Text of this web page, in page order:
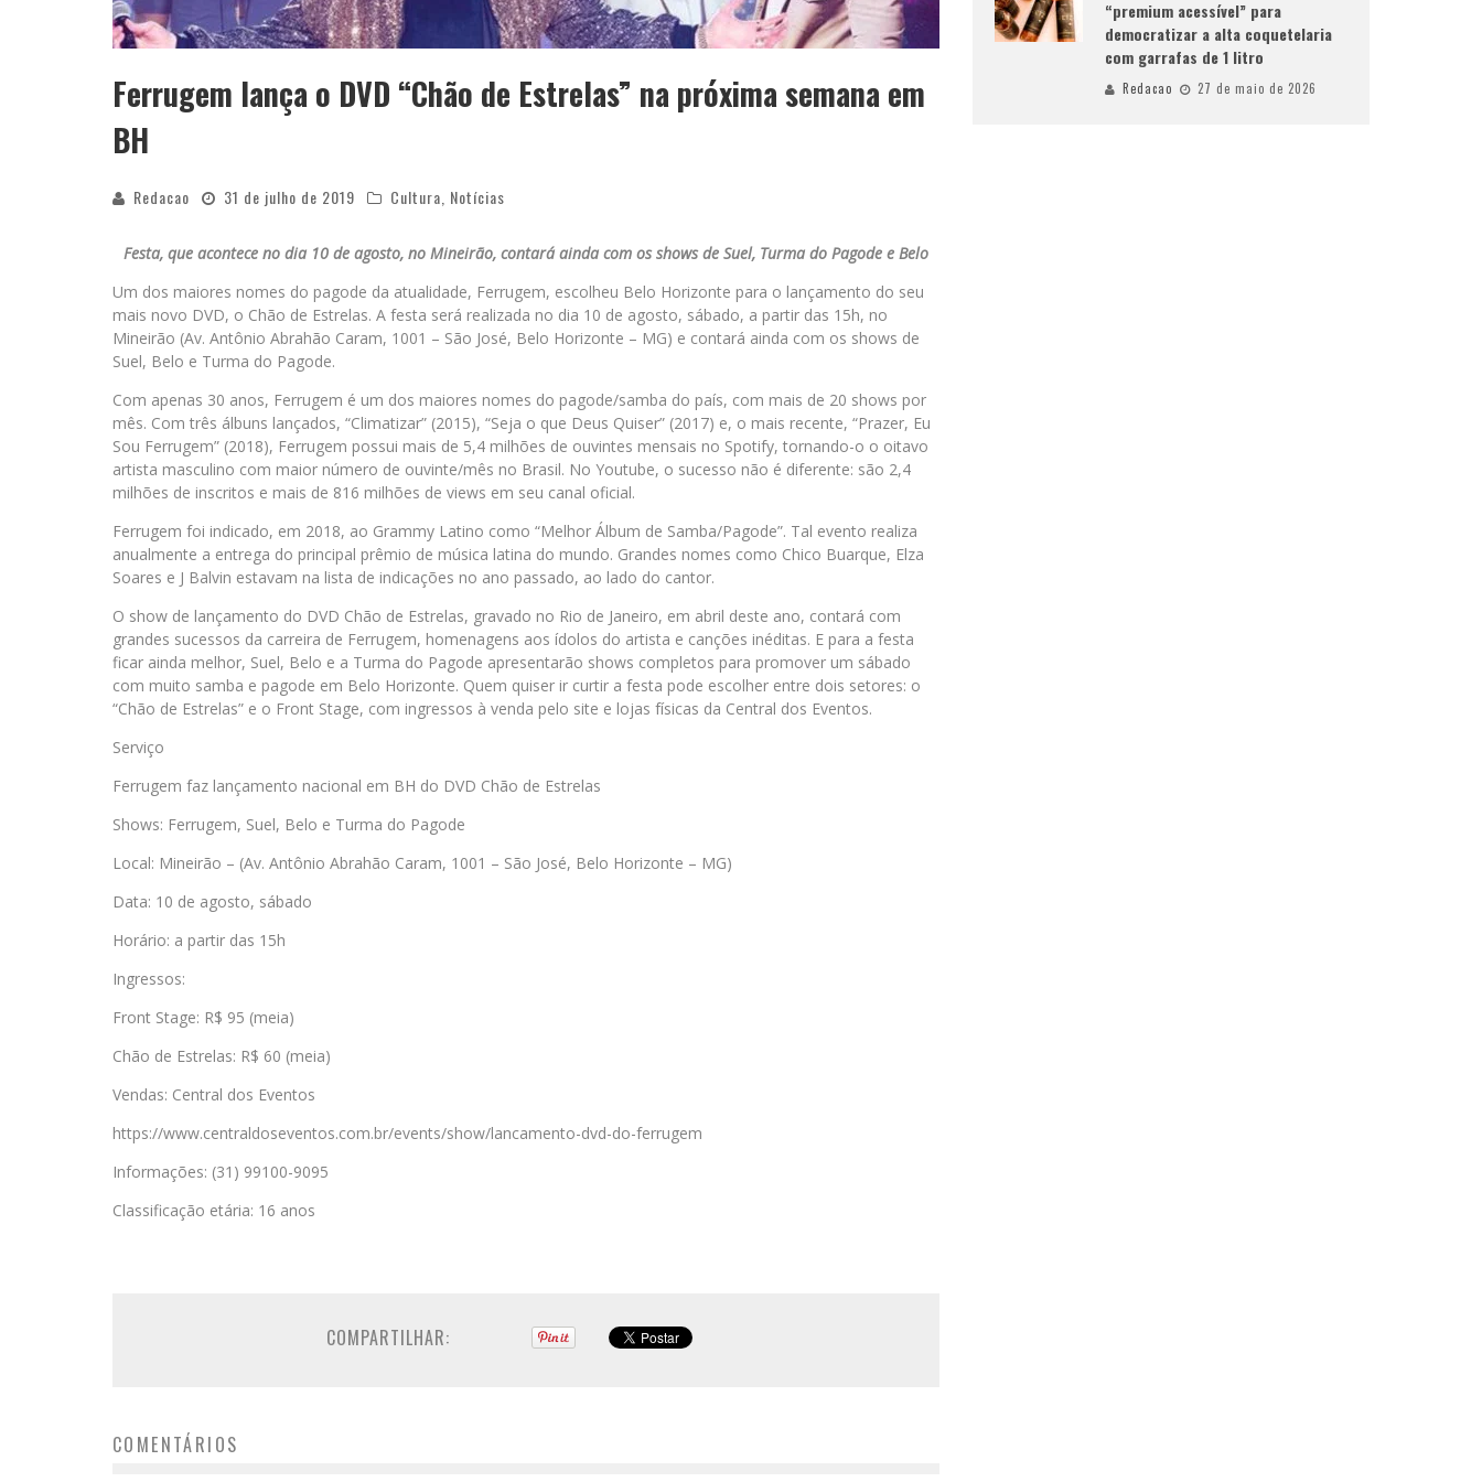
Ferrugem lança o DVD “Chão de Estrelas” na próxima semana em
BH
Redacao 31 de julho de 2019 Cultura Notícias
Festa, que acontece no dia 10 de agosto, no Mineirão, contará ainda com os shows de Suel, Turma do Pagode e Belo
Um dos maiores nomes do pagode da atualidade, Ferrugem, escolheu Belo Horizonte para o lançamento do seu
mais novo DVD, o Chão de Estrelas. A festa será realizada no dia 10 de agosto, sábado, a partir das 15h, no
Mineirão (Av. Antônio Abrahão Caram, 1001 – São José, Belo Horizonte – MG) e contará ainda com os shows de
Suel, Belo e Turma do Pagode.
Com apenas 30 anos, Ferrugem é um dos maiores nomes do pagode/samba do país, com mais de 20 shows por
mês. Com três álbuns lançados, “Climatizar” (2015), “Seja o que Deus Quiser” (2017) e, o mais recente, “Prazer, Eu
Sou Ferrugem” (2018), Ferrugem possui mais de 5,4 milhões de ouvintes mensais no Spotify, tornando-o o oitavo
artista masculino com maior número de ouvinte/mês no Brasil. No Youtube, o sucesso não é diferente: são 2,4
milhões de inscritos e mais de 816 milhões de views em seu canal oficial.
Ferrugem foi indicado, em 2018, ao Grammy Latino como “Melhor Álbum de Samba/Pagode”. Tal evento realiza
anualmente a entrega do principal prêmio de música latina do mundo. Grandes nomes como Chico Buarque, Elza
Soares e J Balvin estavam na lista de indicações no ano passado, ao lado do cantor.
O show de lançamento do DVD Chão de Estrelas, gravado no Rio de Janeiro, em abril deste ano, contará com
grandes sucessos da carreira de Ferrugem, homenagens aos ídolos do artista e canções inéditas. E para a festa
ficar ainda melhor, Suel, Belo e a Turma do Pagode apresentarão shows completos para promover um sábado
com muito samba e pagode em Belo Horizonte. Quem quiser ir curtir a festa pode escolher entre dois setores: o
“Chão de Estrelas” e o Front Stage, com ingressos à venda pelo site e lojas físicas da Central dos Eventos.
Serviço
Ferrugem faz lançamento nacional em BH do DVD Chão de Estrelas
Shows: Ferrugem, Suel, Belo e Turma do Pagode
Local: Mineirão – (Av. Antônio Abrahão Caram, 1001 – São José, Belo Horizonte – MG)
Data: 10 de agosto, sábado
Horário: a partir das 15h
Ingressos:
Front Stage: R$ 95 (meia)
Chão de Estrelas: R$ 60 (meia)
Vendas: Central dos Eventos
https://www.centraldoseventos.com.br/events/show/lancamento-dvd-do-ferrugem
Informações: (31) 99100-9095
Classificação etária: 16 anos
COMPARTILHAR:
COMENTÁRIOS
“premium acessível” para
democratizar a alta coquetelaria
com garrafas de 1 litro
Redacao 27 de maio de 2026